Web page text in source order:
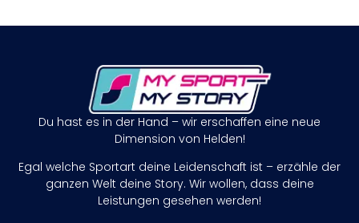
Du hast es in der Hand – wir erschaffen eine neue
Dimension von Helden!
Egal welche Sportart deine Leidenschaft ist – erzähle der
ganzen Welt deine Story. Wir wollen, dass deine
Leistungen gesehen werden!